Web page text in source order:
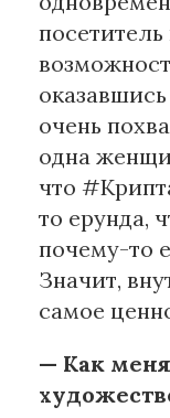
посетитель
очень
одна
что
то ерунда,
почему-то
Значит,
самое
— Как